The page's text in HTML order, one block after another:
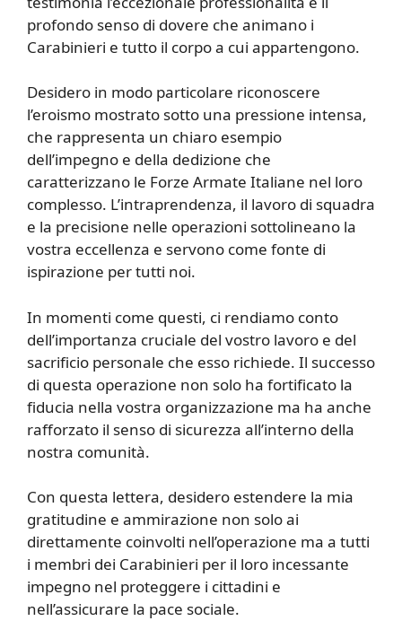
profondo senso di dovere che animano i
Carabinieri e tutto il corpo a cui appartengono.
Desidero in modo particolare riconoscere
l’eroismo mostrato sotto una pressione intensa,
che rappresenta un chiaro esempio
dell’impegno e della dedizione che
caratterizzano le Forze Armate Italiane nel loro
complesso. L’intraprendenza, il lavoro di squadra
e la precisione nelle operazioni sottolineano la
vostra eccellenza e servono come fonte di
ispirazione per tutti noi.
In momenti come questi, ci rendiamo conto
dell’importanza cruciale del vostro lavoro e del
sacrificio personale che esso richiede. Il successo
di questa operazione non solo ha fortificato la
fiducia nella vostra organizzazione ma ha anche
rafforzato il senso di sicurezza all’interno della
nostra comunità.
Con questa lettera, desidero estendere la mia
gratitudine e ammirazione non solo ai
direttamente coinvolti nell’operazione ma a tutti
i membri dei Carabinieri per il loro incessante
impegno nel proteggere i cittadini e
nell’assicurare la pace sociale.